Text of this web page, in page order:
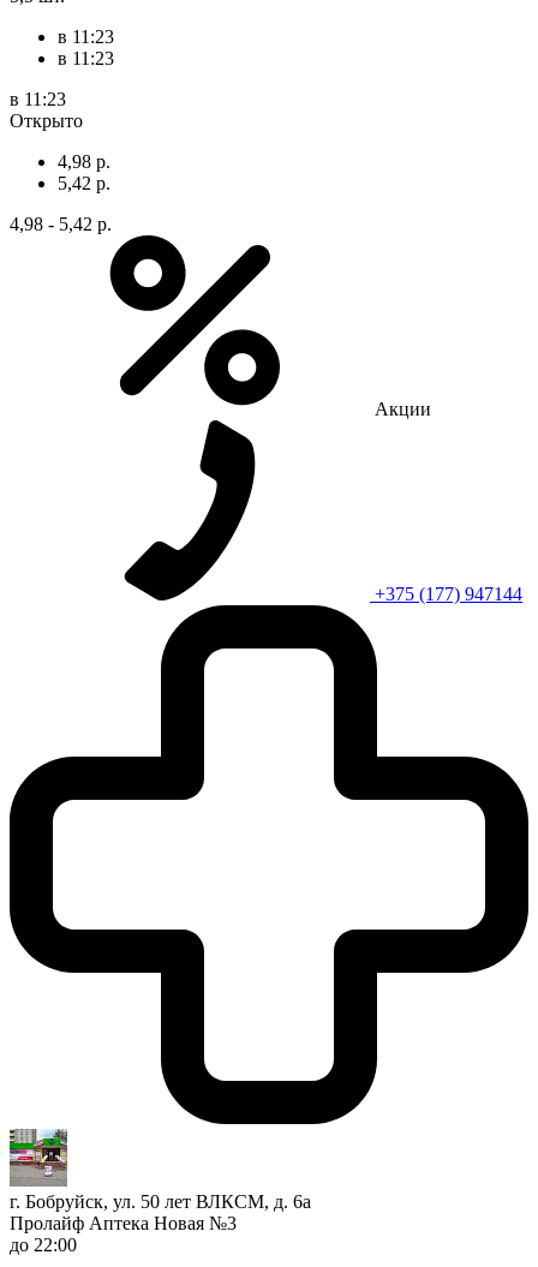
в 11:23
в 11:23
в 11:23
Открыто
4,98 р.
5,42 р.
4,98 - 5,42 р.
Акции
+375 (177) 947144
г. Бобруйск, ул. 50 лет ВЛКСМ, д. 6а
Пролайф Аптека Новая №3
до 22:00